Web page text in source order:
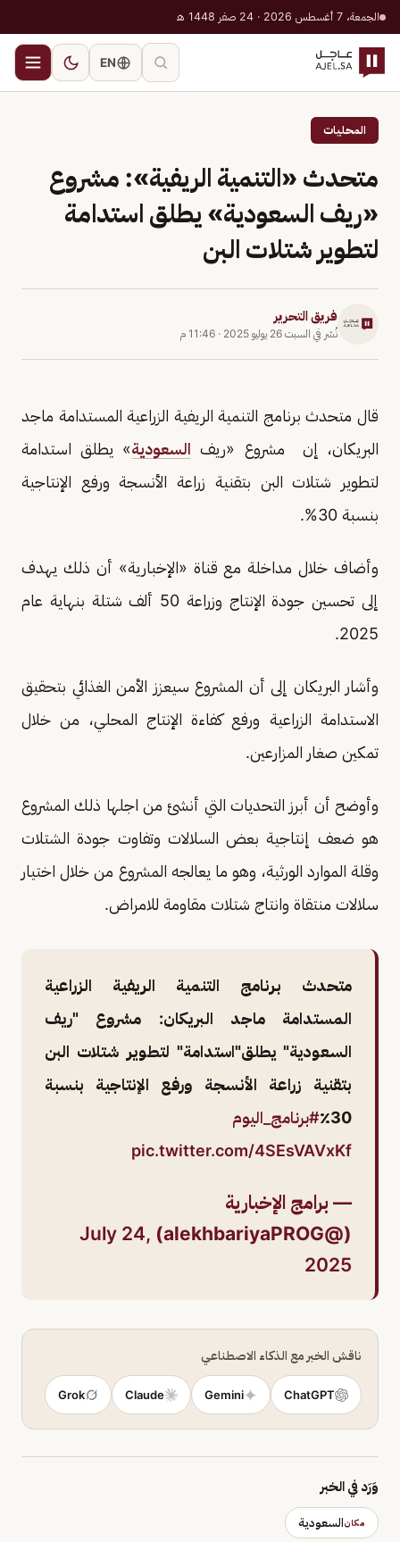
الجمعة، 7 أغسطس 2026 · 24 صفر 1448 هـ
EN
المحليات
متحدث «التنمية الريفية»: مشروع
«ريف السعودية» يطلق استدامة
لتطوير شتلات البن
فريق التحرير
نُشر في السبت 26 يوليو 2025 · 11:46 م
قال متحدث برنامج التنمية الريفية الزراعية المستدامة ماجد
البريكان، إن مشروع «ريف السعودية» يطلق استدامة
لتطوير شتلات البن بتقنية زراعة الأنسجة ورفع الإنتاجية
بنسبة 30%.
وأضاف خلال مداخلة مع قناة «الإخبارية» أن ذلك يهدف
إلى تحسين جودة الإنتاج وزراعة 50 ألف شتلة بنهاية عام
2025.
وأشار البريكان إلى أن المشروع سيعزز الأمن الغذائي بتحقيق
الاستدامة الزراعية ورفع كفاءة الإنتاج المحلي، من خلال
تمكين صغار المزارعين.
وأوضح أن أبرز التحديات التي أنشئ من اجلها ذلك المشروع
هو ضعف إنتاجية بعض السلالات وتفاوت جودة الشتلات
وقلة الموارد الورثية، وهو ما يعالجه المشروع من خلال اختيار
سلالات منتقاة وانتاج شتلات مقاومة للامراض.
متحدث برنامج التنمية الريفية الزراعية
المستدامة ماجد البريكان: مشروع "ريف
السعودية" يطلق"استدامة" لتطوير شتلات البن
بتقنية زراعة الأنسجة ورفع الإنتاجية بنسبة
30٪
#برنامج_اليوم
pic.twitter.com/4SEsVAVxKf
— برامج الإخبارية
(@alekhbariyaPROG)
July 24,
2025
ناقش الخبر مع الذكاء الاصطناعي
ChatGPT
Gemini
Claude
Grok
وَرَد في الخبر
مكانالسعودية